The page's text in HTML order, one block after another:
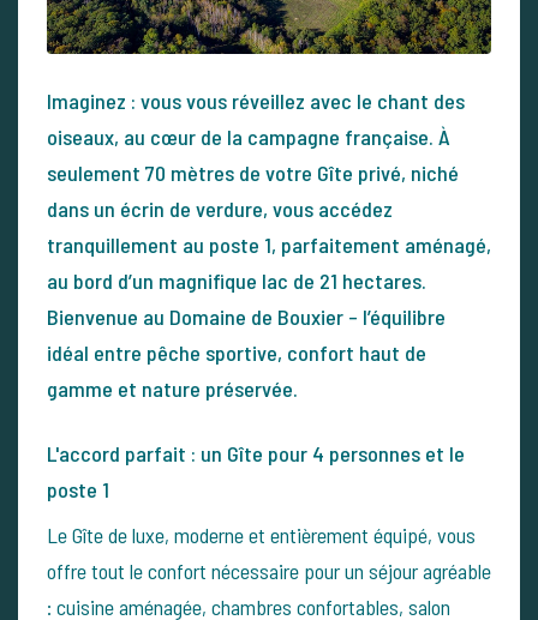
Imaginez : vous vous réveillez avec le chant des
oiseaux, au cœur de la campagne française. À
seulement 70 mètres de votre Gîte privé, niché
dans un écrin de verdure, vous accédez
tranquillement au poste 1, parfaitement aménagé,
au bord d’un magnifique lac de 21 hectares.
Bienvenue au Domaine de Bouxier – l’équilibre
idéal entre pêche sportive, confort haut de
gamme et nature préservée.
L'accord parfait : un Gîte pour 4 personnes et le
poste 1
Le Gîte de luxe, moderne et entièrement équipé, vous
offre tout le confort nécessaire pour un séjour agréable
: cuisine aménagée, chambres confortables, salon